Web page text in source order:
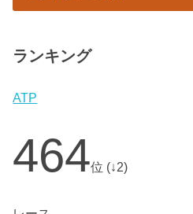
ランキング
ATP
464位 (↓2)